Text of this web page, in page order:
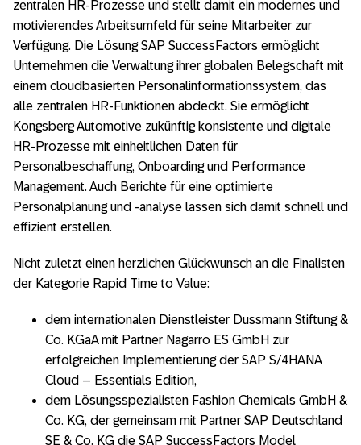
zentralen HR-Prozesse und stellt damit ein modernes und
motivierendes Arbeitsumfeld für seine Mitarbeiter zur
Verfügung. Die Lösung SAP SuccessFactors ermöglicht
Unternehmen die Verwaltung ihrer globalen Belegschaft mit
einem cloudbasierten Personalinformationssystem, das
alle zentralen HR-Funktionen abdeckt. Sie ermöglicht
Kongsberg Automotive zukünftig konsistente und digitale
HR-Prozesse mit einheitlichen Daten für
Personalbeschaffung, Onboarding und Performance
Management. Auch Berichte für eine optimierte
Personalplanung und -analyse lassen sich damit schnell und
effizient erstellen.
Nicht zuletzt einen herzlichen Glückwunsch an die Finalisten
der Kategorie Rapid Time to Value:
dem internationalen Dienstleister Dussmann Stiftung &
Co. KGaA mit Partner Nagarro ES GmbH zur
erfolgreichen Implementierung der SAP S/4HANA
Cloud – Essentials Edition,
dem Lösungsspezialisten Fashion Chemicals GmbH &
Co. KG, der gemeinsam mit Partner SAP Deutschland
SE & Co. KG die SAP SuccessFactors Model